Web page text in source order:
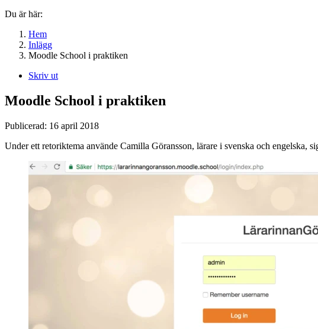
Du är här:
Hem
Inlägg
Moodle School i praktiken
Skriv ut
Moodle School i praktiken
Publicerad: 16 april 2018
Under ett retoriktema använde Camilla Göransson, lärare i svenska och